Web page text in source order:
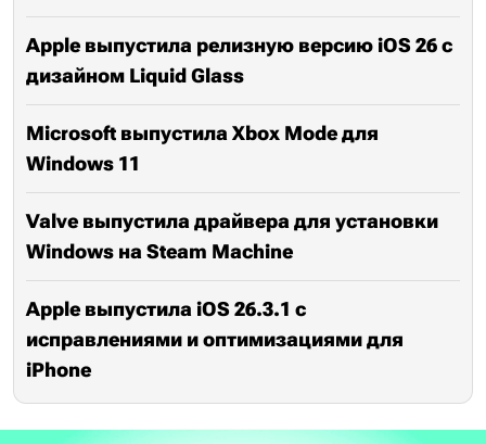
Apple выпустила релизную версию iOS 26 с
дизайном Liquid Glass
Microsoft выпустила Xbox Mode для
Windows 11
Valve выпустила драйвера для установки
Windows на Steam Machine
Apple выпустила iOS 26.3.1 с
исправлениями и оптимизациями для
iPhone